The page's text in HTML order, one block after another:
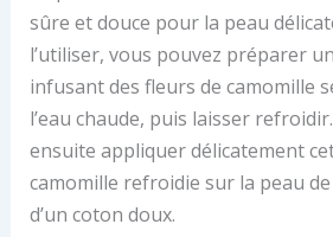
sûre et douce pour la peau
l’utiliser, vous pouvez préparer
infusant des fleurs de camomille
l’eau chaude, puis laisser
ensuite appliquer délicatement
camomille refroidie sur la peau de
d’un coton doux.